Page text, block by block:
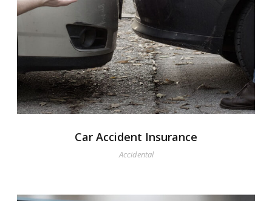
Car Accident Insurance
Accidental